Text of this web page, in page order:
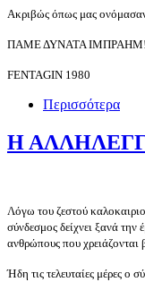
Ακριβώς όπως μας ονόμασαν
ΠΑΜΕ ΔΥΝΑΤΑ ΙΜΠΡΑΗΜ!
FENTAGIN 1980
Περισσότερα
Η
Λόγω του ζεστού
σύνδεσμος δείχνει ξανά την
ανθρώπους που χρειάζονται
Ήδη τις τελευταίες μέρες ο